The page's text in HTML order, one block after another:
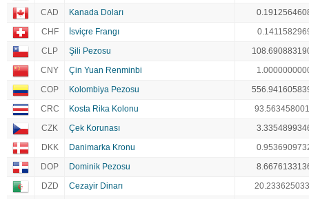
CAD
Kanada Doları
CHF
İsviçre Frangı
CLP
Şili Pezosu
CNY
Çin Yuan Renminbi
COP
Kolombiya Pezosu
CRC
Kosta Rika Kolonu
CZK
Çek Korunası
DKK
Danimarka Kronu
DOP
Dominik Pezosu
DZD
Cezayir Dinarı